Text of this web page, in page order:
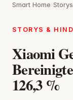
Smart Home›
STORYS &
Xiaomi
126,3 %